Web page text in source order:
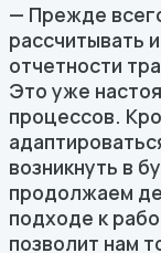
— Прежде
рассчитывать
отчетности
Это уже
процессов.
возникнуть в
продолжаем
подходе к
позволит нам